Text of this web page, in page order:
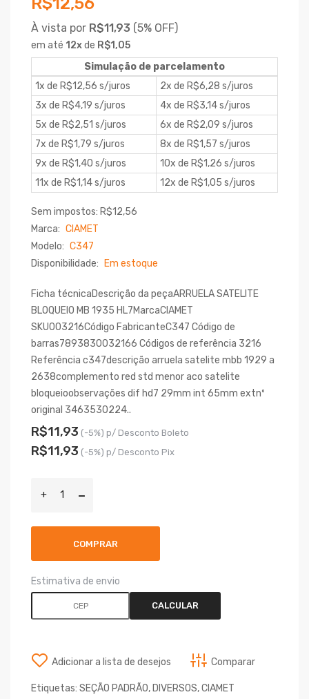
À vista por R$11,93 (5% OFF)
em até 12xde R$1,05
Simulação de parcelamento
1x de R$12,56 s/juros
2x de R$6,28 s/juros
3x de R$4,19 s/juros
4x de R$3,14 s/juros
5x de R$2,51 s/juros
6x de R$2,09 s/juros
7x de R$1,79 s/juros
8x de R$1,57 s/juros
9x de R$1,40 s/juros
10x de R$1,26 s/juros
11x de R$1,14 s/juros
12x de R$1,05 s/juros
Sem impostos: R$12,56
Marca: CIAMET
Modelo: C347
Disponibilidade:
Em estoque
Ficha técnicaDescrição da peçaARRUELA SATELITE
BLOQUEIO MB 1935 HL7MarcaCIAMET
SKU003216Código FabricanteC347 Código de
barras7893830032166 Códigos de referência 3216
Referência c347descrição arruela satelite mbb 1929 a
2638complemento red std menor aco satelite
bloqueioobservações dif hd7 29mm int 65mm extnº
original 3463530224..
R$11,93 (-5%) p/ Desconto Boleto
R$11,93 (-5%) p/ Desconto Pix
COMPRAR
Estimativa de envio
CALCULAR
Adicionar a lista de desejos Comparar
Etiquetas: SEÇÃO PADRÃO, DIVERSOS,CIAMET